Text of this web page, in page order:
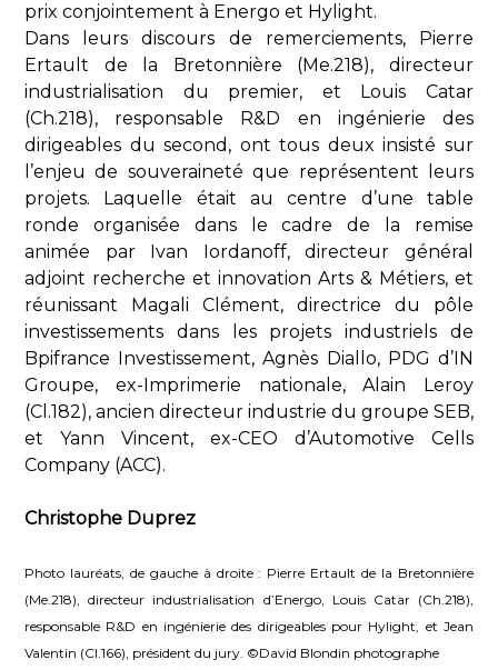
prix conjointement à Energo et Hylight.
Dans leurs discours de remerciements, Pierre
Ertault de la Bretonnière (Me.218), directeur
industrialisation du premier, et Louis Catar
(Ch.218), responsable R&D en ingénierie des
dirigeables du second, ont tous deux insisté sur
l’enjeu de souveraineté que représentent leurs
projets. Laquelle était au centre d’une table
ronde organisée dans le cadre de la remise
animée par Ivan Iordanoff, directeur général
adjoint recherche et innovation Arts & Métiers, et
réunissant Magali Clément, directrice du pôle
investissements dans les projets industriels de
Bpifrance Investissement, Agnès Diallo, PDG d’IN
Groupe, ex-Imprimerie nationale, Alain Leroy
(Cl.182), ancien directeur industrie du groupe SEB,
et Yann Vincent, ex-CEO d’Automotive Cells
Company (ACC).
Christophe Duprez
Photo lauréats, de gauche à droite : Pierre Ertault de la Bretonnière
(Me.218), directeur industrialisation d’Energo, Louis Catar (Ch.218),
responsable R&D en ingénierie des dirigeables pour Hylight, et Jean
Valentin (Cl.166), président du jury. ©David Blondin photographe